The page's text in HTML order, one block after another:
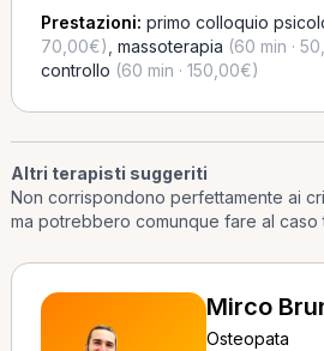
Prestazioni: primo colloquio
70,00€) massoterapia (60 min ·
controllo (60 min · 150,00€)
Altri terapisti suggeriti
Non corrispondono perfettamente ai
ma potrebbero comunque fare al caso
Mirco
Osteopata